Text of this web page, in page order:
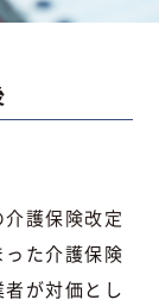
介護保険改定
た介護保険
が対価とし